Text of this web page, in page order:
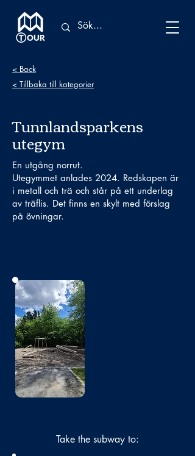
< Back
< Tillbaka till kategorier
Tunnlandsparkens
utegym
En utgång norrut.
Utegymmet anlades 2024. Redskapen är
i metall och trä och står på ett underlag
av träflis. Det finns en skylt med förslag
på övningar.
No photo
Take the subway to: